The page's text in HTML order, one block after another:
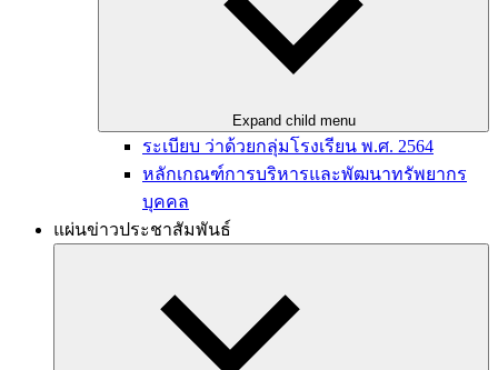
Expand child menu
ระเบียบ ว่าด้วยกลุ่มโรงเรียน พ.ศ. 2564
หลักเกณฑ์การบริหารและพัฒนาทรัพยากร
บุคคล
แผ่นข่าวประชาสัมพันธ์